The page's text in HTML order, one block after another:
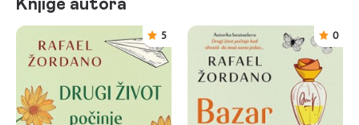
Knjige autora
5
0